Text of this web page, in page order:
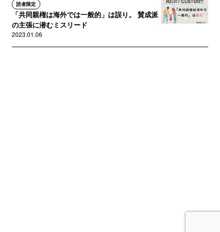
読者限定
「共同親権は海外では一般的」は誤り。 賛成派
の主張に潜むミスリード
2023.01.06